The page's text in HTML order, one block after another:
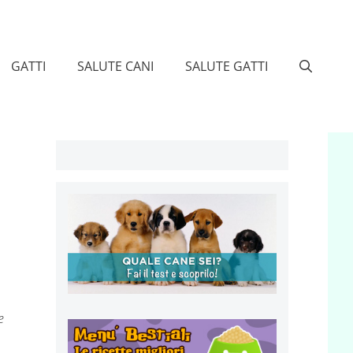
GATTI SALUTE CANI SALUTE GATTI